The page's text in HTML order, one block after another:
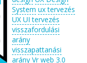
System ux tervezés
UX UI tervezés
visszafordulási
arány
visszapattanási
arány Vr web 3.0